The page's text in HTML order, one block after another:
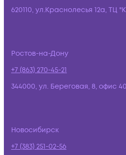
620110, ул.Краснолесья 12а, ТЦ
Ростов-на-Дону
+7 (863) 270-45-21
344000, ул. Береговая, 8, офис
Новосибирск
+7 (383) 251-02-56